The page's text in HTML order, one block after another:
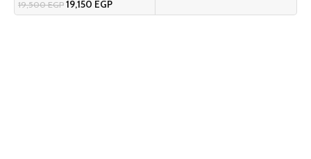
19,500EGP 19,150 EGP